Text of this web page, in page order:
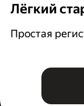
Лёгкий
Простая